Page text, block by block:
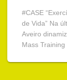
#CASE
de Vida” Na
Aveiro
Mass Training